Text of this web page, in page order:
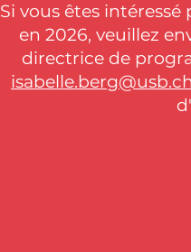
Si vous êtes
en 2026, veuillez
directrice de
isabelle.berg@usb.ch